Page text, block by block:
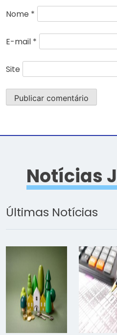
Nome *
E-mail *
Site
Notícias
Últimas Notícias